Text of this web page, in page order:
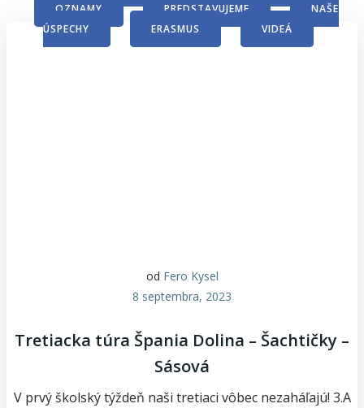
OZNAMY
PREDSTAVUJEME
NAŠE
ÚSPECHY
ERASMUS VIDEÁ
od Fero Kysel
8 septembra, 2023
Tretiacka túra Špania Dolina – Šachtičky –
Sásová
V prvý školský týždeň naši tretiaci vôbec nezaháľajú! 3.A